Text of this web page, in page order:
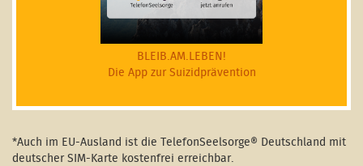
BLEIB.AM.LEBEN!
Die App zur Suizidprävention
*Auch im EU-Ausland ist die TelefonSeelsorge® Deutschland mit
deutscher SIM-Karte kostenfrei erreichbar.